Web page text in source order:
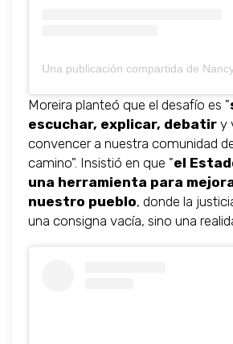
Moreira planteó que el desafío es "
escuchar, explicar, debatir y
convencer a nuestra comunidad
camino". Insistió en que "el
una herramienta para
nuestro pueblo, donde la
una consigna vacía, sino una